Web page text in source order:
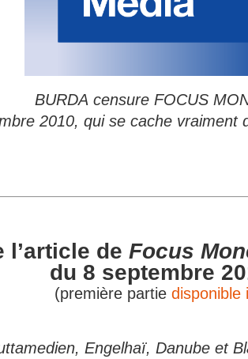
BURDA censure FOCUS
2010, qui se cache vraiment
l’article deFocus
du 8 septembre
(première partie disponible
Engelhaï, Danube et